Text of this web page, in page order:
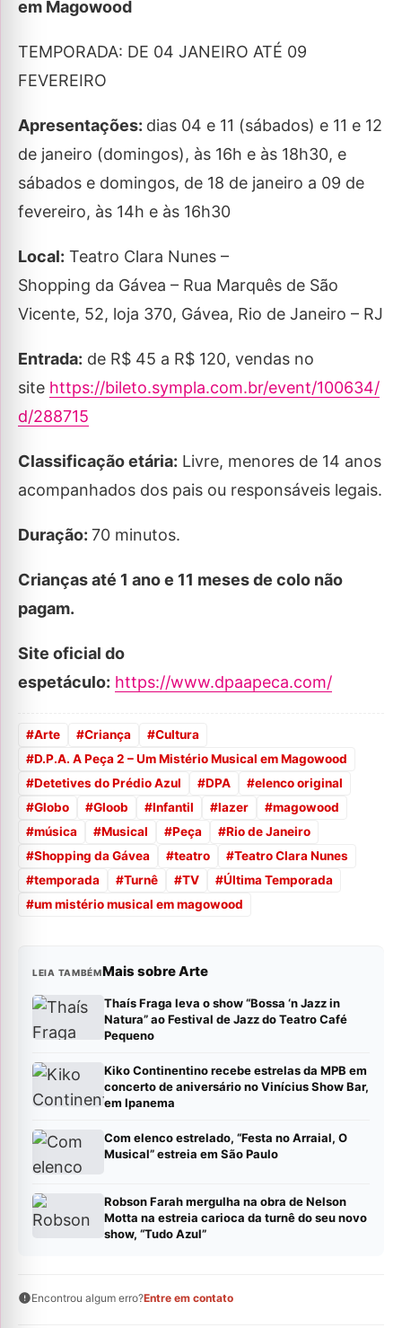
em Magowood
TEMPORADA: DE 04 JANEIRO ATÉ 09
FEVEREIRO
Apresentações: dias 04 e 11 (sábados) e 11 e 12
de janeiro (domingos), às 16h e às 18h30, e
sábados e domingos, de 18 de janeiro a 09 de
fevereiro, às 14h e às 16h30
Local: Teatro Clara Nunes –
Shopping da Gávea – Rua Marquês de São
Vicente, 52, loja 370, Gávea, Rio de Janeiro – RJ
Entrada: de R$ 45 a R$ 120, vendas no
site https://bileto.sympla.com.br/event/100634/
d/288715
Classificação etária: Livre, menores de 14 anos
acompanhados dos pais ou responsáveis legais.
Duração: 70 minutos.
Crianças até 1 ano e 11 meses de colo não
pagam.
Site oficial do
espetáculo: https://www.dpaapeca.com/
#Arte #Criança #Cultura
#D.P.A. A Peça 2 – Um Mistério Musical em Magowood
#Detetives do Prédio Azul #DPA #elenco original
#Globo #Gloob #Infantil #lazer #magowood
#música #Musical #Peça #Rio de Janeiro
#Shopping da Gávea #teatro #Teatro Clara Nunes
#temporada #Turnê #TV #Última Temporada
#um mistério musical em magowood
LEIA TAMBÉMMais sobre Arte
Thaís Fraga leva o show “Bossa ‘n Jazz in
Natura” ao Festival de Jazz do Teatro Café
Pequeno
Kiko Continentino recebe estrelas da MPB em
concerto de aniversário no Vinícius Show Bar,
em Ipanema
Com elenco estrelado, “Festa no Arraial, O
Musical” estreia em São Paulo
Robson Farah mergulha na obra de Nelson
Motta na estreia carioca da turnê do seu novo
show, “Tudo Azul”
Encontrou algum erro?Entre em contato